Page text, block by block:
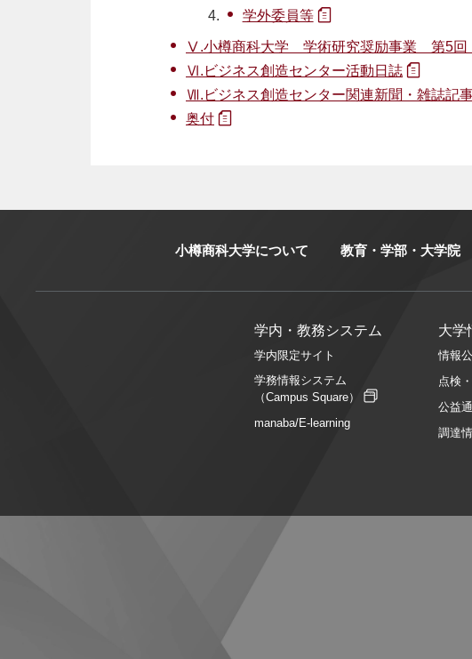
学外委員等
Ⅴ.小樽商科大学 学術研究奨励事業 第5回
Ⅵ.ビジネス創造センター活動日誌
Ⅶ.ビジネス創造センター関連新聞・雑誌記
奥付
小樽商科大学について 教育・学部・大学院
学内・教務システム
学内限定サイト
学務情報システム
（Campus Square）
manaba/E-learning
大学
情報
点検
公益
調達